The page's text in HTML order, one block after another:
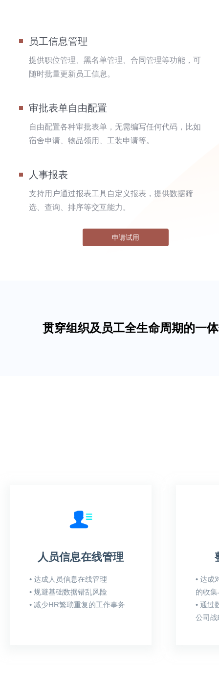
员工信息管理
提供职位管理、黑名单管理、合同管理等功能，可
随时批量更新员工信息。
审批表单自由配置
自由配置各种审批表单，无需编写任何代码，比如
宿舍申请、物品领用、工装申请等。
人事报表
支持用户通过报表工具自定义报表，提供数据筛
选、查询、排序等交互能力。
申请试用
贯穿组织及员工全生命周期的一
人员信息在线管理
• 达成人员信息在线管理
• 规避基础数据错乱风险
• 减少HR繁琐重复的工作事务
• 达成
的收
• 通过
公司